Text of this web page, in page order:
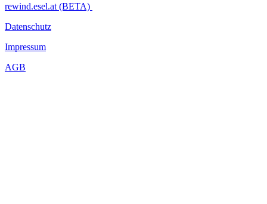
rewind.esel.at (BETA)
Datenschutz
Impressum
AGB